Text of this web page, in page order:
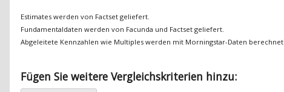
Estimates werden von Factset geliefert.
Fundamentaldaten werden von Facunda und Factset geliefert.
Abgeleitete Kennzahlen wie Multiples werden mit Morningstar-Daten berechnet
Fügen Sie weitere Vergleichskriterien hinzu: